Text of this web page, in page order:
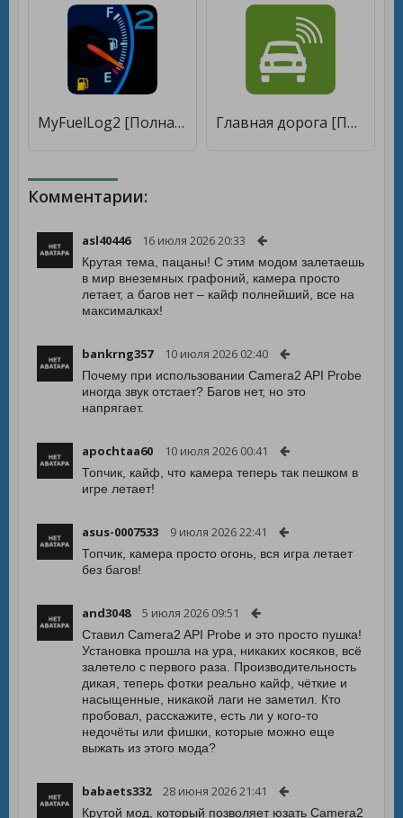
MyFuelLog2 [Полная версия] Главная дорога [Полная версия]
Комментарии:
asl40446 16 июля 2026 20:33
Крутая тема, пацаны! С этим модом залетаешь
в мир внеземных графоний, камера просто
летает, а багов нет – кайф полнейший, все на
максималках!
bankrng357 10 июля 2026 02:40
Почему при использовании Camera2 API Probe
иногда звук отстает? Багов нет, но это
напрягает.
apochtaa60 10 июля 2026 00:41
Топчик, кайф, что камера теперь так пешком в
игре летает!
asus-0007533 9 июля 2026 22:41
Топчик, камера просто огонь, вся игра летает
без багов!
and3048 5 июля 2026 09:51
Ставил Camera2 API Probe и это просто пушка!
Установка прошла на ура, никаких косяков, всё
залетело с первого раза. Производительность
дикая, теперь фотки реально кайф, чёткие и
насыщенные, никакой лаги не заметил. Кто
пробовал, расскажите, есть ли у кого-то
недочёты или фишки, которые можно еще
выжать из этого мода?
babaets332 28 июня 2026 21:41
Крутой мод, который позволяет юзать Camera2